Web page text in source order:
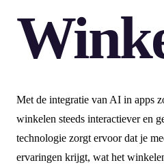
Met de integratie van AI in apps
winkelen steeds interactiever en
technologie zorgt ervoor dat je
ervaringen krijgt, wat het